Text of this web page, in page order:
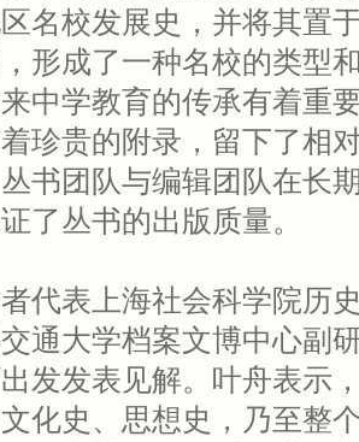
名校发展史，并将其置
形成了一种名校的类型
中学教育的传承有着重
珍贵的附录，留下了相
书团队与编辑团队在长
了丛书的出版质量。
代表上海社会科学院历
通大学档案文博中心副
发发表见解。叶舟表示
化史、思想史，乃至整